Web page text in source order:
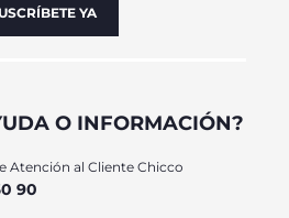
YA
O INFORMACIÓN?
Atención al Cliente Chicco
90